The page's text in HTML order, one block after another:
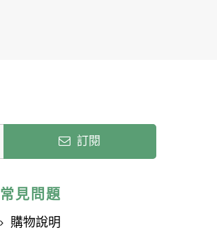
訂閱
常見問題
購物說明